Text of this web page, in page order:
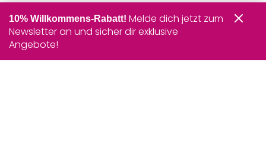
10% Willkommens-Rabatt! Melde dich jetzt zum
Newsletter an und sicher dir exklusive
Angebote!